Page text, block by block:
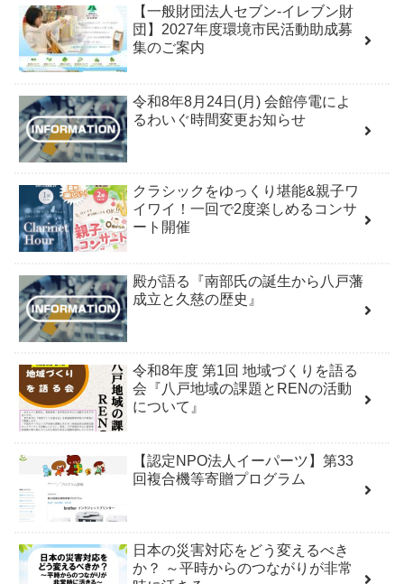
【一般財団法人セブン-イレブン財
団】2027年度環境市民活動助成募
集のご案内
令和8年8月24日(月) 会館停電によ
るわいぐ時間変更お知らせ
クラシックをゆっくり堪能&親子ワ
イワイ！一回で2度楽しめるコンサ
ート開催
殿が語る『南部氏の誕生から八戸藩
成立と久慈の歴史』
令和8年度 第1回 地域づくりを語る
会『八戸地域の課題とRENの活動
について』
【認定NPO法人イーパーツ】第33
回複合機等寄贈プログラム
日本の災害対応をどう変えるべき
か？ ～平時からのつながりが非常